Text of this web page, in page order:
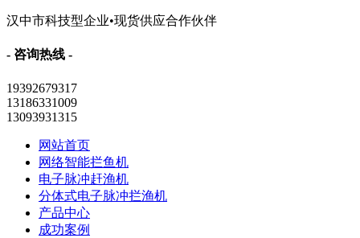
汉中市科技型企业•现货供应合作伙伴
- 咨询热线 -
19392679317
13186331009
13093931315
网站首页
网络智能拦鱼机
电子脉冲赶渔机
分体式电子脉冲拦渔机
产品中心
成功案例